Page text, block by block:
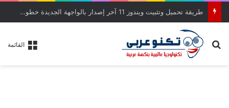
طريقة تحميل وتثبيت ويندوز 11 آخر إصدار بالواجهة الجديدة خطوة بخطوة
القائمة بحث عن